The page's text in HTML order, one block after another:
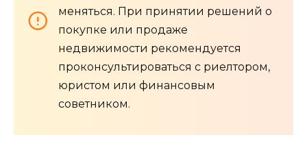
меняться. При принятии решений о
покупке или продаже
недвижимости рекомендуется
проконсультироваться с риелтором,
юристом или финансовым
советником.